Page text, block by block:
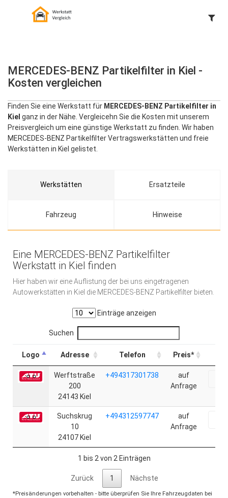
MERCEDES-BENZ Partikelfilter in Kiel -
Kosten vergleichen
Finden Sie eine Werkstatt für MERCEDES-BENZ Partikelfilter in
Kiel ganz in der Nähe. Vergleicehn Sie die Kosten mit unserem
Preisvergleich um eine günstige Werkstatt zu finden. Wir haben
MERCEDES-BENZ Partikelfilter Vertragswerkstätten und freie
Werkstätten in Kiel gelistet.
Werkstätten Ersatzteile
Fahrzeug Hinweise
Eine MERCEDES-BENZ Partikelfilter
Werkstatt in Kiel finden
Hier haben wir eine Auflistung der bei uns eingetragenen
Autowerkstätten in Kiel die MERCEDES-BENZ Partikelfilter bieten.
Einträge anzeigen
Suchen
Logo Adresse Telefon Preis*
Werftstraße
200
24143 Kiel
+494317301738
auf
Anfrage
Suchskrug
10
24107 Kiel
+494312597747
auf
Anfrage
1 bis 2 von 2 Einträgen
Zurück 1 Nächste
*Preisänderungen vorbehalten - bitte überprüfen Sie Ihre Fahrzeugdaten bei